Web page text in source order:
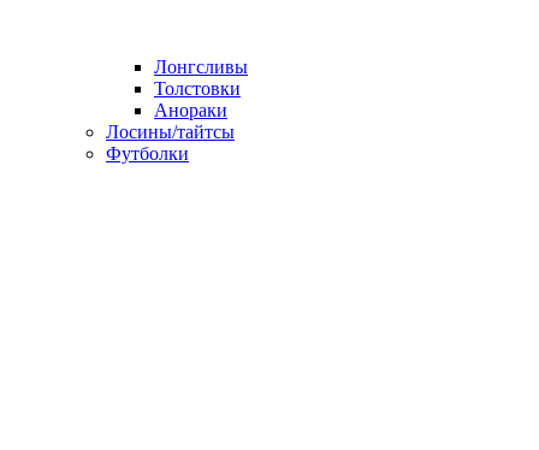
Лонгсливы
Толстовки
Анораки
Лосины/тайтсы
Футболки